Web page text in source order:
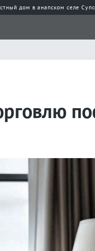
дом в анапском селе